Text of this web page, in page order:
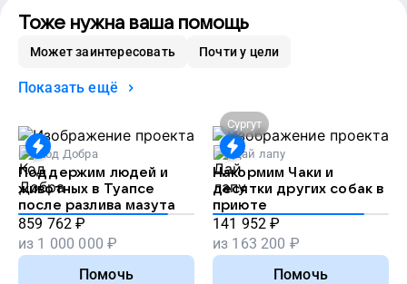
Тоже нужна ваша помощь
Может заинтересовать Почти у цели
Показать ещё
Код Добра
Поддержим людей и
животных в Туапсе
после разлива мазута
859 762 ₽
из 1 000 000 ₽
Помочь
Сургут
Дай лапу
Накормим Чаки и
десятки других собак в
приюте
141 952 ₽
из 163 200 ₽
Помочь